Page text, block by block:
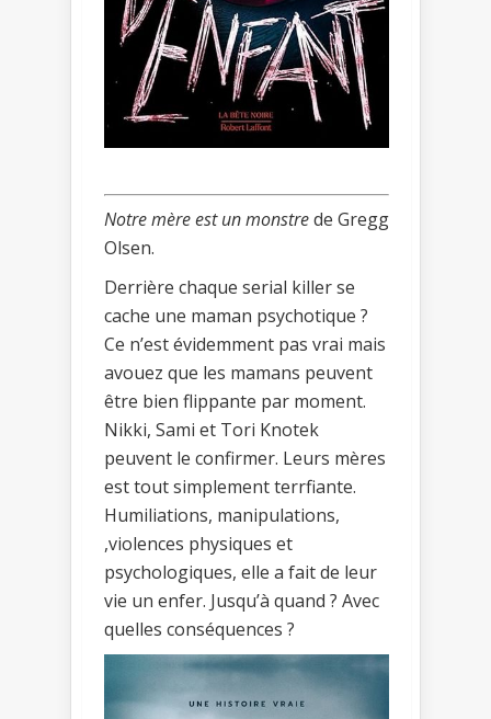
Notre mère est un monstrede Gregg
Olsen.
Derrière chaque serial killer se
cache une maman psychotique ?
Ce n’est évidemment pas vrai mais
avouez que les mamans peuvent
être bien flippante par moment.
Nikki, Sami et Tori Knotek
peuvent le confirmer. Leurs mères
est tout simplement terrfiante.
Humiliations, manipulations,
,violences physiques et
psychologiques, elle a fait de leur
vie un enfer. Jusqu’à quand ? Avec
quelles conséquences ?